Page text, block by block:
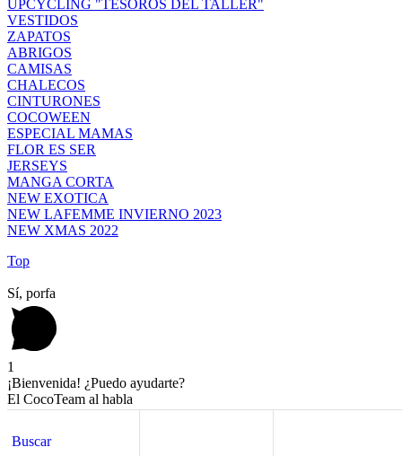
Buscar
Buscar
UPCYCLING "TESOROS DEL TALLER"
VESTIDOS
ZAPATOS
ABRIGOS
CAMISAS
CHALECOS
CINTURONES
COCOWEEN
ESPECIAL MAMAS
FLOR ES SER
JERSEYS
MANGA CORTA
NEW EXOTICA
NEW LAFEMME INVIERNO 2023
NEW XMAS 2022
Top
Sí, porfa
1
¡Bienvenida! ¿Puedo ayudarte?
El CocoTeam al habla
¡Hola! Estoy aquí para ayudarte si te surge cualquier duda
Shopping cart